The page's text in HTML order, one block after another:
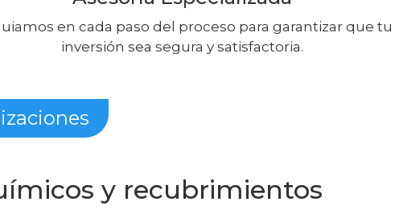
en cada paso del proceso para garantizar que tu
inversión sea segura y satisfactoria.
y recubrimientos